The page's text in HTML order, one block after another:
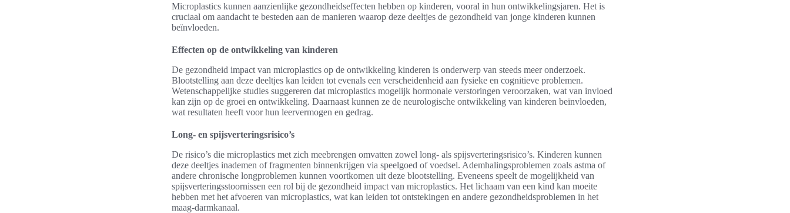
Microplastics kunnen aanzienlijke gezondheidseffecten hebben op kinderen, vooral in hun ontwikkelingsjaren. Het is
cruciaal om aandacht te besteden aan de manieren waarop deze deeltjes de gezondheid van jonge kinderen kunnen
beïnvloeden.
Effecten op de ontwikkeling van kinderen
De gezondheid impact van microplastics op de ontwikkeling kinderen is onderwerp van steeds meer onderzoek.
Blootstelling aan deze deeltjes kan leiden tot evenals een verscheidenheid aan fysieke en cognitieve problemen.
Wetenschappelijke studies suggereren dat microplastics mogelijk hormonale verstoringen veroorzaken, wat van invloed
kan zijn op de groei en ontwikkeling. Daarnaast kunnen ze de neurologische ontwikkeling van kinderen beïnvloeden,
wat resultaten heeft voor hun leervermogen en gedrag.
Long- en spijsverteringsrisico’s
De risico’s die microplastics met zich meebrengen omvatten zowel long- als spijsverteringsrisico’s. Kinderen kunnen
deze deeltjes inademen of fragmenten binnenkrijgen via speelgoed of voedsel. Ademhalingsproblemen zoals astma of
andere chronische longproblemen kunnen voortkomen uit deze blootstelling. Eveneens speelt de mogelijkheid van
spijsverteringsstoornissen een rol bij de gezondheid impact van microplastics. Het lichaam van een kind kan moeite
hebben met het afvoeren van microplastics, wat kan leiden tot ontstekingen en andere gezondheidsproblemen in het
maag-darmkanaal.